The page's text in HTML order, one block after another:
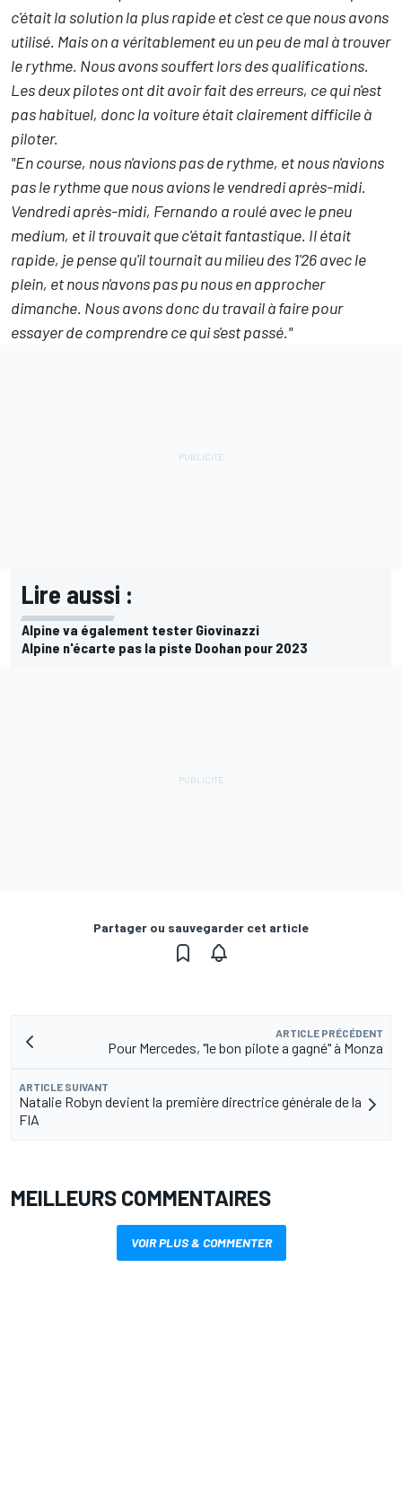
c'était la solution la plus rapide et c'est ce que nous avons
utilisé. Mais on a véritablement eu un peu de mal à trouver
le rythme. Nous avons souffert lors des qualifications.
Les deux pilotes ont dit avoir fait des erreurs, ce qui n'est
pas habituel, donc la voiture était clairement difficile à
piloter.
"En course, nous n'avions pas de rythme, et nous n'avions
pas le rythme que nous avions le vendredi après-midi.
Vendredi après-midi, Fernando a roulé avec le pneu
medium, et il trouvait que c'était fantastique. Il était
rapide, je pense qu'il tournait au milieu des 1'26 avec le
plein, et nous n'avons pas pu nous en approcher
dimanche. Nous avons donc du travail à faire pour
essayer de comprendre ce qui s'est passé."
Lire aussi :
Alpine va également tester Giovinazzi
Alpine n'écarte pas la piste Doohan pour 2023
Partager ou sauvegarder cet article
ARTICLE PRÉCÉDENT
Pour Mercedes, "le bon pilote a gagné" à Monza
ARTICLE SUIVANT
Natalie Robyn devient la première directrice générale de la
FIA
MEILLEURS COMMENTAIRES
VOIR PLUS & COMMENTER